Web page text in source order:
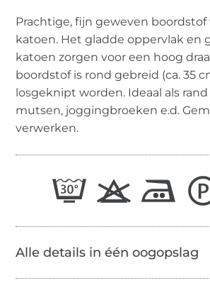
Prachtige, fijn geweven boordstof
katoen. Het gladde oppervlak en
katoen zorgen voor een hoog
boordstof is rond gebreid (ca. 35
losgeknipt worden. Ideaal als rand
mutsen, joggingbroeken e.d.
verwerken.
Alle details in één oogopslag